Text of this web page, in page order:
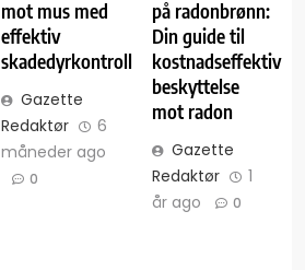
mot mus med
effektiv
skadedyrkontroll
Gazette
Redaktør
6
måneder ago
0
på radonbrønn:
Din guide til
kostnadseffektiv
beskyttelse
mot radon
Gazette
Redaktør
1
år ago
0